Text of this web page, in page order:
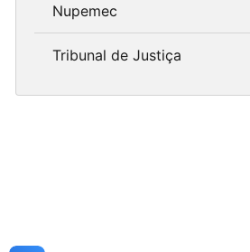
Nupemec
Tribunal de Justiça